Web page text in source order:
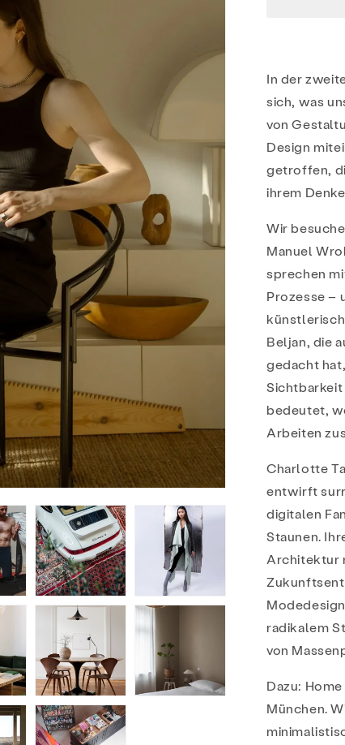
In der
sich, was
von
Design
getroffen,
ihrem
Wir
Manuel
sprechen
Prozesse –
Beljan, die
gedacht
Sichtbarkeit
bedeutet,
Arbeiten
Charlotte
entwirft
digitalen
Staunen.
Architektur
radikalem
von
Dazu:
München.